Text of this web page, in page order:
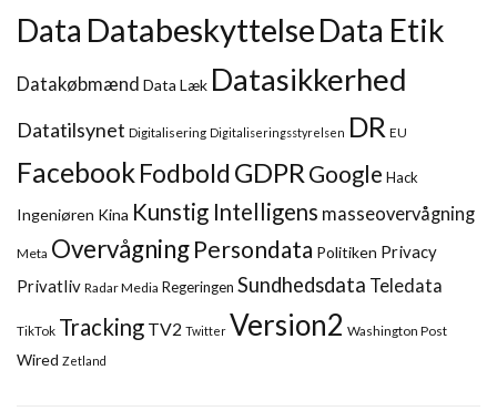
Data DatabeskyttelseData Etik
Datakøbmænd Data Læk Datasikkerhed
Datatilsynet Digitalisering Digitaliseringsstyrelsen DR EU
FacebookFodboldGDPR Google Hack
Ingeniøren Kina Kunstig Intelligens masseovervågning
Meta Overvågning Persondata Politiken Privacy
Privatliv Radar Media Regeringen Sundhedsdata Teledata
TikTok Tracking TV2 Twitter Version2 Washington Post
Wired Zetland